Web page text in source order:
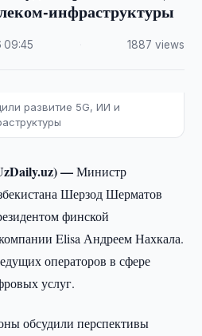
инфраструктуры
·09:45 1887 views
развитие 5G, ИИ и
—Министр
Шерзод Шерматов
финской
Elisa Андреем Нахкала.
операторов в сфере
услуг.
обсудили перспективы